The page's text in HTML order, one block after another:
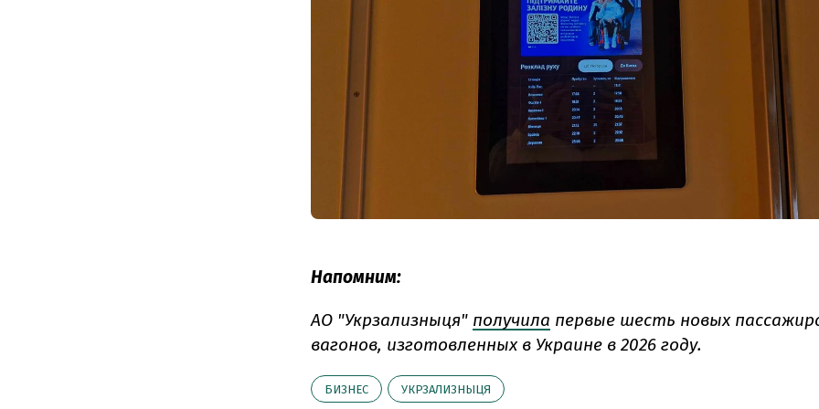
Напомним:
АО "Укрзализныця" получила первые шесть новых
вагонов, изготовленных в Украине в 2026 году.
БИЗНЕС УКРЗАЛИЗНЫЦЯ